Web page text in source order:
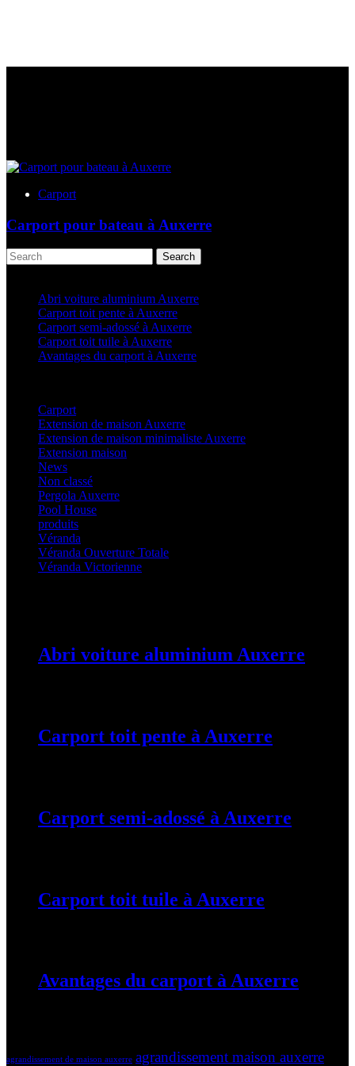
Carport
Carport pour bateau à Auxerre
Search
Abri voiture aluminium Auxerre
Carport toit pente à Auxerre
Carport semi-adossé à Auxerre
Carport toit tuile à Auxerre
Avantages du carport à Auxerre
Carport
Extension de maison Auxerre
Extension de maison minimaliste Auxerre
Extension maison
News
Non classé
Pergola Auxerre
Pool House
produits
Véranda
Véranda Ouverture Totale
Véranda Victorienne
Abri voiture aluminium Auxerre
Carport toit pente à Auxerre
Carport semi-adossé à Auxerre
Carport toit tuile à Auxerre
Avantages du carport à Auxerre
agrandissement de maison auxerre agrandissement maison auxerre